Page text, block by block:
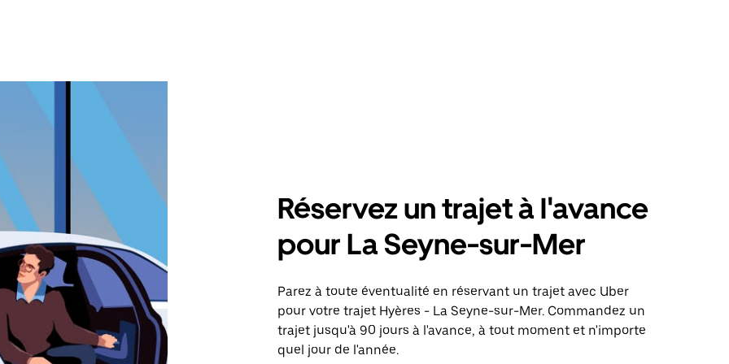
Réservez un trajet à l'avance
pour La Seyne-sur-Mer
Parez à toute éventualité en réservant un trajet avec Uber
pour votre trajet Hyères - La Seyne-sur-Mer. Commandez un
trajet jusqu'à 90 jours à l'avance, à tout moment et n'importe
quel jour de l'année.